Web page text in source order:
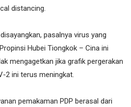
distancing.
pasalnya virus yang
Hubei Tiongkok – Cina ini
mengagetkan jika grafik pergerakan
2 ini terus meningkat.
pemakaman PDP berasal dari